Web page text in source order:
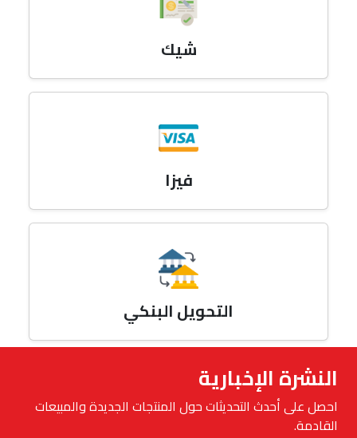
شيك
فيزا
التحويل البنكي
النشرة الإخبارية
احصل على أحدث التحديثات حول المنتجات الجديدة والمبيعات
القادمة.